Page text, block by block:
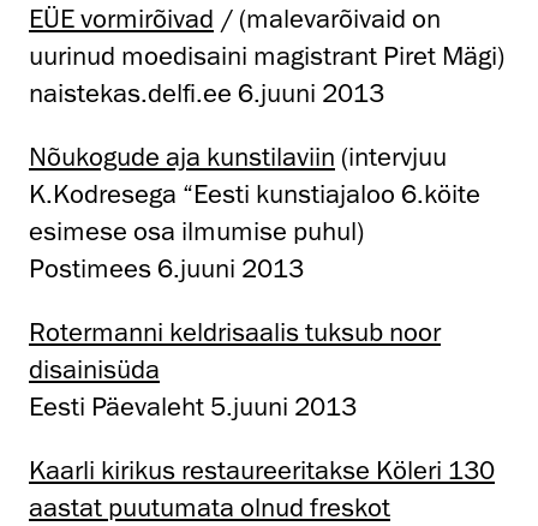
EÜE vormirõivad / (malevarõivaid on
uurinud moedisaini magistrant Piret Mägi)
naistekas.delfi.ee 6.juuni 2013
Nõukogude aja kunstilaviin (intervjuu
K.Kodresega “Eesti kunstiajaloo 6.köite
esimese osa ilmumise puhul)
Postimees 6.juuni 2013
Rotermanni keldrisaalis tuksub noor
disainisüda
Eesti Päevaleht 5.juuni 2013
Kaarli kirikus restaureeritakse Köleri 130
aastat puutumata olnud freskot